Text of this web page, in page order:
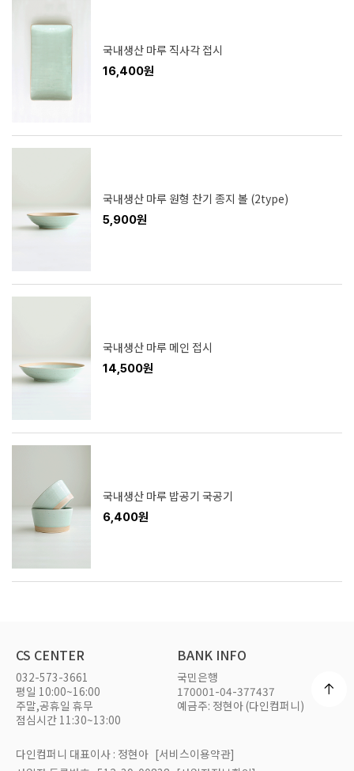
국내생산 마루 직사각 접시
16,400원
국내생산 마루 원형 찬기 종지 볼 (2type)
5,900원
국내생산 마루 메인 접시
14,500원
국내생산 마루 밥공기 국공기
6,400원
CS CENTER
032-573-3661
평일 10:00~16:00
주말,공휴일 휴무
점심시간 11:30~13:00
BANK INFO
국민은행
170001-04-377437
예금주: 정현아 (다인컴퍼니)
다인컴퍼니 대표이사 : 정현아 [서비스이용약관]